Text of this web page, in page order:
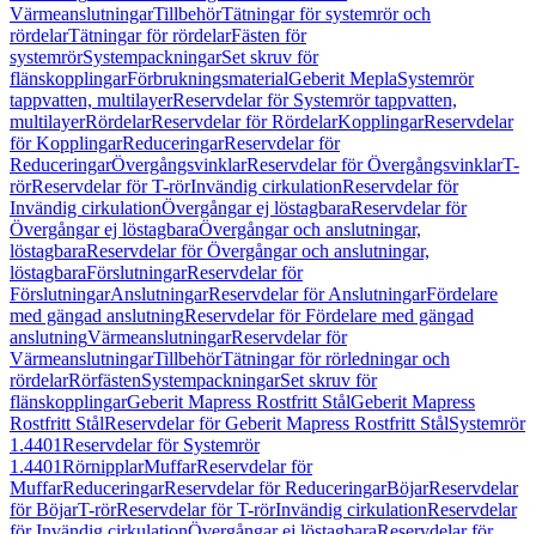
VärmeanslutningarTillbehörTätningar för systemrör och
rördelarTätningar för rördelarFästen för
systemrörSystempackningarSet skruv för
flänskopplingarFörbrukningsmaterialGeberit MeplaSystemrör
tappvatten, multilayerReservdelar för Systemrör tappvatten,
multilayerRördelarReservdelar för RördelarKopplingarReservdelar
för KopplingarReduceringarReservdelar för
ReduceringarÖvergångsvinklarReservdelar för ÖvergångsvinklarT-
rörReservdelar för T-rörInvändig cirkulationReservdelar för
Invändig cirkulationÖvergångar ej löstagbaraReservdelar för
Övergångar ej löstagbaraÖvergångar och anslutningar,
löstagbaraReservdelar för Övergångar och anslutningar,
löstagbaraFörslutningarReservdelar för
FörslutningarAnslutningarReservdelar för AnslutningarFördelare
med gängad anslutningReservdelar för Fördelare med gängad
anslutningVärmeanslutningarReservdelar för
VärmeanslutningarTillbehörTätningar för rörledningar och
rördelarRörfästenSystempackningarSet skruv för
flänskopplingarGeberit Mapress Rostfritt StålGeberit Mapress
Rostfritt StålReservdelar för Geberit Mapress Rostfritt StålSystemrör
1.4401Reservdelar för Systemrör
1.4401RörnipplarMuffarReservdelar för
MuffarReduceringarReservdelar för ReduceringarBöjarReservdelar
för BöjarT-rörReservdelar för T-rörInvändig cirkulationReservdelar